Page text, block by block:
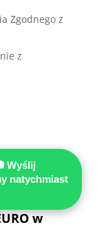
Zgodnego z
z
w
Wyślij
natychmiast